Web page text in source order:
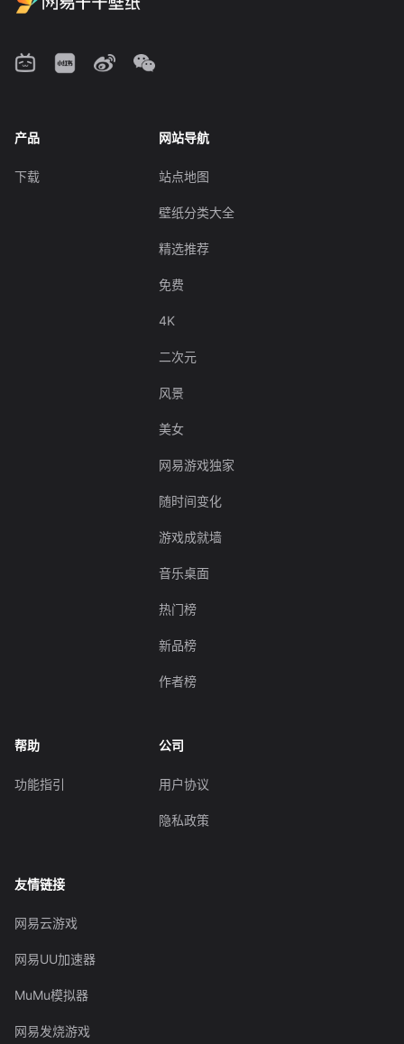
产品
下载
网站导航
站点地图
壁纸分类大全
精选推荐
免费
4K
二次元
风景
美女
网易游戏独家
随时间变化
游戏成就墙
音乐桌面
热门榜
新品榜
作者榜
帮助
功能指引
公司
用户协议
隐私政策
友情链接
网易云游戏
网易UU加速器
MuMu模拟器
网易发烧游戏